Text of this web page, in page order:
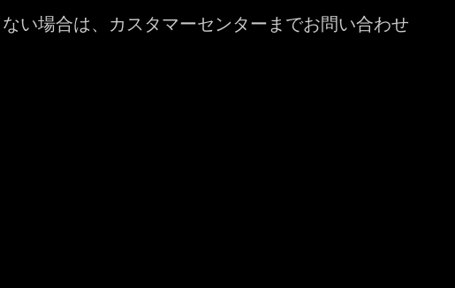
い場合は、カスタマーセンターまでお問い合わせ